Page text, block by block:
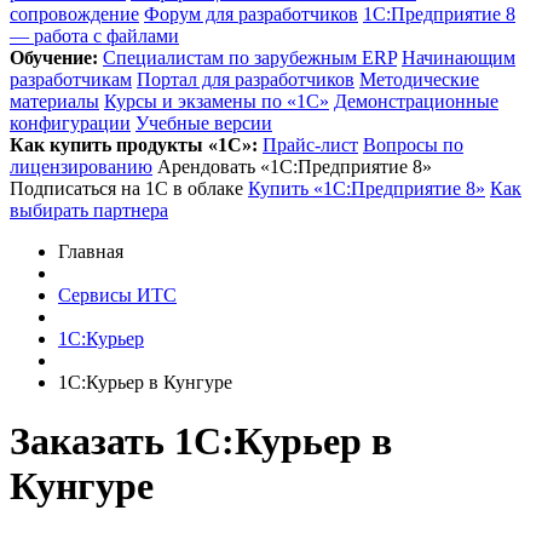
сопровождение Форум для разработчиков 1С:Предприятие 8
— работа с файлами
Обучение: Cпециалистам по зарубежным ERP Начинающим
разработчикам Портал для разработчиков Методические
материалы Курсы и экзамены по «1С» Демонстрационные
конфигурации Учебные версии
Как купить продукты «1С»: Прайс-лист Вопросы по
лицензированию Арендовать «1С:Предприятие 8»
Подписаться на 1С в облаке Купить «1С:Предприятие 8» Как
выбирать партнера
Главная
Сервисы ИТС
1С:Курьер
1С:Курьер в Кунгуре
Заказать 1С:Курьер в
Кунгуре